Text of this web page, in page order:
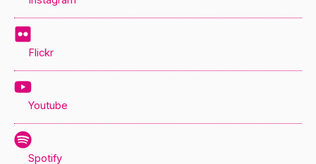
Flickr
Youtube
Spotify